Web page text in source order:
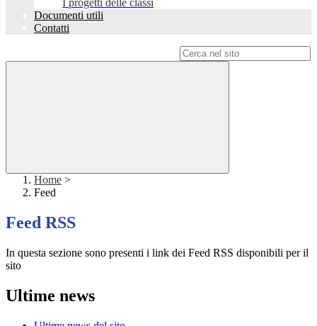
I progetti delle classi
Documenti utili
Contatti
Home >
Feed
Feed RSS
In questa sezione sono presenti i link dei Feed RSS disponibili per il
sito
Ultime news